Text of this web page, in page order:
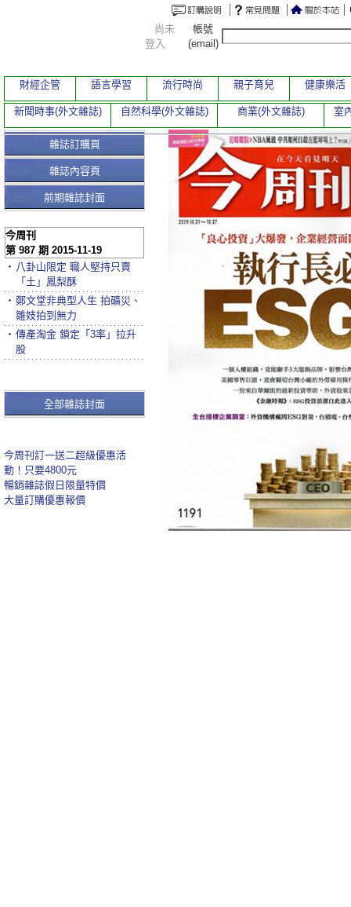
雜誌訂購頁
雜誌內容頁
前期雜誌封面
今周刊
第 987 期 2015-11-19
‧ 八卦山限定 職人堅持只賣
「土」鳳梨酥
‧ 鄭文堂非典型人生 拍礦災、
雛妓拍到無力
‧ 傳產淘金 鎖定「3率」拉升
股
全部雜誌封面
今周刊訂一送二超級優惠活
動！只要4800元
暢銷雜誌假日限量特價
大量訂購優惠報價
尚未
登入
帳號
(email)
財經企管 語言學習 流行時尚 親子育兒 健康樂活
新聞時事(外文雜誌) 自然科學(外文雜誌) 商業(外文雜誌) 室